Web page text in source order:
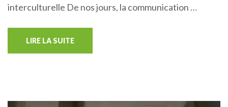
interculturelle De nos jours, la communication …
LIRE LA SUITE